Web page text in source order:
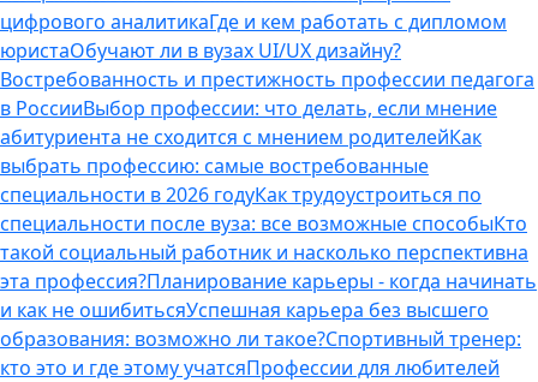
цифрового аналитикаГде и кем работать с дипломом
юристаОбучают ли в вузах UI/UX дизайну?
Востребованность и престижность профессии педагога
в РоссииВыбор профессии: что делать, если мнение
абитуриента не сходится с мнением родителейКак
выбрать профессию: самые востребованные
специальности в 2026 годуКак трудоустроиться по
специальности после вуза: все возможные способыКто
такой социальный работник и насколько перспективна
эта профессия?Планирование карьеры - когда начинать
и как не ошибитьсяУспешная карьера без высшего
образования: возможно ли такое?Спортивный тренер:
кто это и где этому учатсяПрофессии для любителей